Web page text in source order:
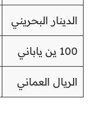
الدينار البحريني
100 ين ياباني
الريال العماني